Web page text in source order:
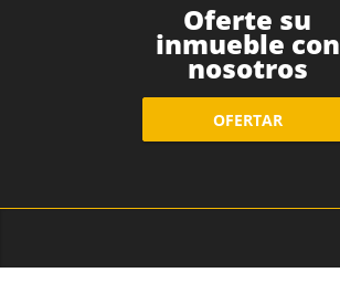
Oferte su
inmueble con
nosotros
OFERTAR